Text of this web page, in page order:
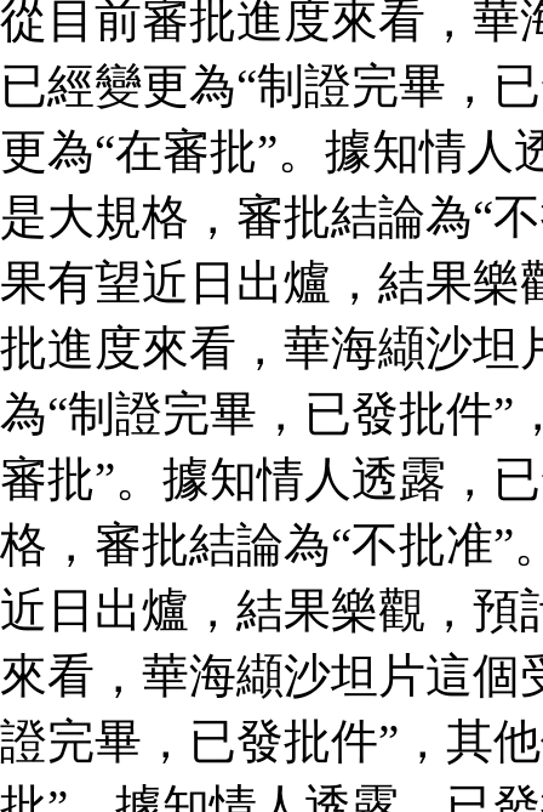
從目前審批進度來看，華
已經變更為“制證完畢，
更為“在審批”。據知情
是大規格，審批結論為“
果有望近日出爐，結果樂
批進度來看，華海纈沙坦
為“制證完畢，已發批件”
審批”。據知情人透露，
格，審批結論為“不批准”
近日出爐，結果樂觀，預
來看，華海纈沙坦片這個
證完畢，已發批件”，其